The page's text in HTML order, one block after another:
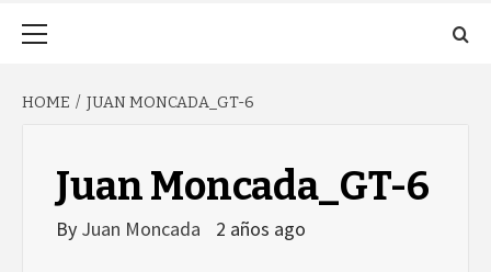
HOME JUAN MONCADA_GT-6
Juan Moncada_GT-6
By Juan Moncada 2 años ago